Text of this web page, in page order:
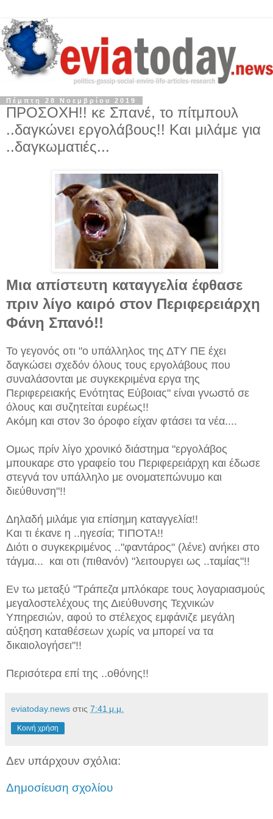
Πέμπτη 28 Νοεμβρίου 2019
ΠΡΟΣΟΧΗ!! κε Σπανέ, το πίτμπουλ
..δαγκώνει εργολάβους!! Και μιλάμε για
..δαγκωματιές...
Μια απίστευτη καταγγελία έφθασε
πριν λίγο καιρό στον Περιφερειάρχη
Φάνη Σπανό!!
Το γεγονός οτι "ο υπάλληλος της ΔΤΥ ΠΕ έχει
δαγκώσει σχεδόν όλους τους εργολάβους που
συναλάσονται με συγκεκριμένα εργα της
Περιφερειακής Ενότητας Εύβοιας" είναι γνωστό σε
όλους και συζητείται ευρέως!!
Ακόμη και στον 3ο όροφο είχαν φτάσει τα νέα....
Ομως πρίν λίγο χρονικό διάστημα "εργολάβος
μπουκαρε στο γραφείο του Περιφερειάρχη και έδωσε
στεγνά τον υπάλληλο με ονοματεπώνυμο και
διεύθυνση"!!
Δηλαδή μιλάμε για επίσημη καταγγελία!!
Και τι έκανε η ..ηγεσία; ΤΙΠΟΤΑ!!
Διότι ο συγκεκριμένος .."φαντάρος" (λένε) ανήκει στο
τάγμα... και οτι (πιθανόν) "λειτουργει ως ..ταμίας"!!
Εν τω μεταξύ "Τράπεζα μπλόκαρε τους λογαριασμούς
μεγαλοστελέχους της Διεύθυνσης Τεχνικών
Υπηρεσιών, αφού το στέλεχος εμφάνιζε μεγάλη
αύξηση καταθέσεων χωρίς να μπορεί να τα
δικαιολογήσει"!!
Περισότερα επί της ..οθόνης!!
eviatoday.news στις 7:41 μ.μ.
Κοινή χρήση
Δεν υπάρχουν σχόλια:
Δημοσίευση σχολίου